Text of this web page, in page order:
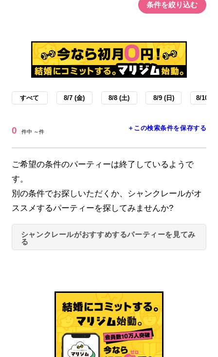
条件を絞り込む
すべて 8/7 (金) 8/8 (土) 8/9 (日) 8/10 (
0 件中 ～件 ＋この検索条件を保存する
ご希望の条件のパーティーは終了しているようで
す。
別の条件でお探しいただくか、シャンクレールがオ
ススメするパーティーを探してみませんか?
シャンクレールがおすすめするパーティーを見てみ
る